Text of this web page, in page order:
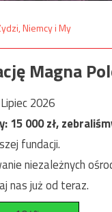
Magna
Lipiec 2026
15 000zł,
fundacji.
niezależnych
nas już od teraz.